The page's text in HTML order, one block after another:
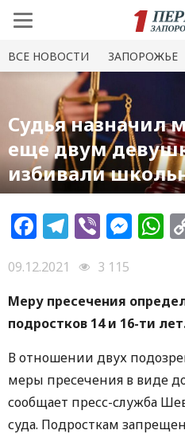
ВСЕ НОВОСТИ ЗАПОРОЖЬЕ
Судья назначил
еще двум
избивали
Facebook
Telegram
Viber
09.12.2021
3 115
Меру пресечения
подростков 14 и 16-ти
В отношении двух
меры пресечения в виде
сообщает пресс-служба
суда. Подросткам